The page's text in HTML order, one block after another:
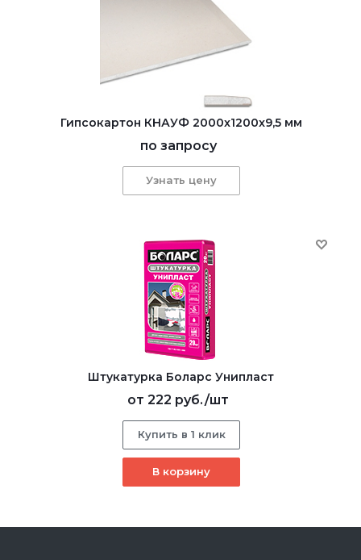
Гипсокартон КНАУФ 2000x1200x9,5 мм
по запросу
Узнать цену
Штукатурка Боларс Унипласт
от 222 руб./шт
Купить в 1 клик
В корзину